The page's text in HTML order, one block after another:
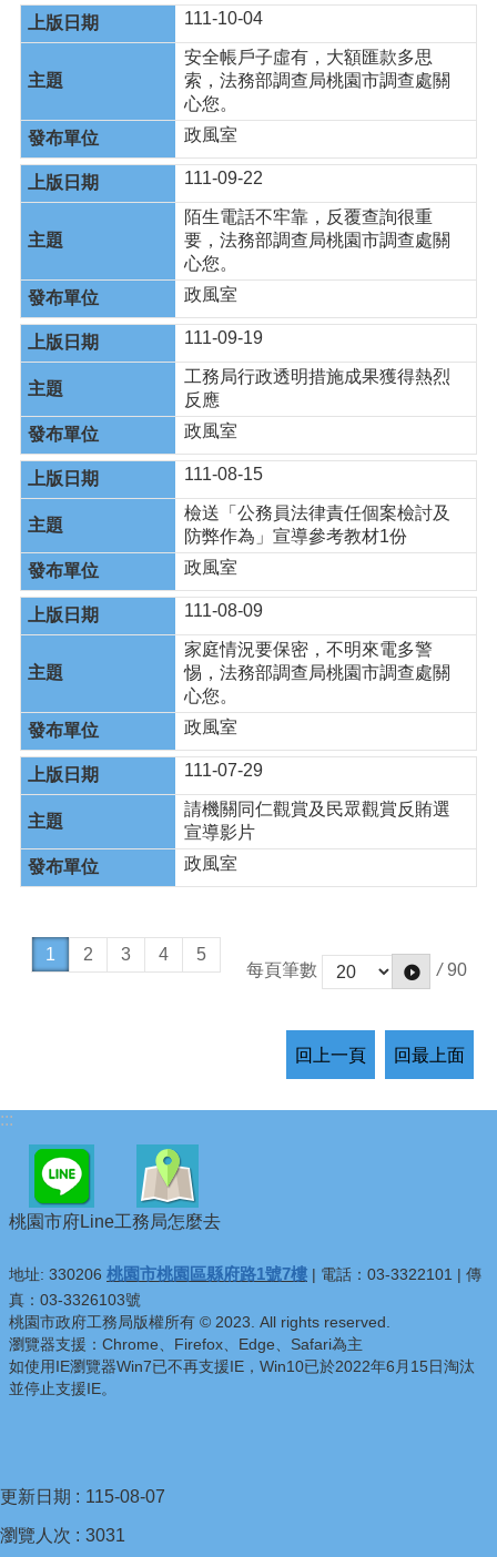
111-10-04
安全帳戶子虛有，大額匯款多思
索，法務部調查局桃園市調查處關
心您。
政風室
111-09-22
陌生電話不牢靠，反覆查詢很重
要，法務部調查局桃園市調查處關
心您。
政風室
111-09-19
工務局行政透明措施成果獲得熱烈
反應
政風室
111-08-15
檢送「公務員法律責任個案檢討及
防弊作為」宣導參考教材1份
政風室
111-08-09
家庭情況要保密，不明來電多警
惕，法務部調查局桃園市調查處關
心您。
政風室
111-07-29
請機關同仁觀賞及民眾觀賞反賄選
宣導影片
政風室
1 2 3 4
5
每頁筆數
/ 90
回上一頁 回最上面
:::
桃園市府Line工務局怎麼去
地址: 330206 桃園市桃園區縣府路1號7樓 | 電話：03-3322101 | 傳
真：03-3326103號
桃園市政府工務局版權所有 © 2023. All rights reserved.
瀏覽器支援：Chrome、Firefox、Edge、Safari為主
如使用IE瀏覽器Win7已不再支援IE，Win10已於2022年6月15日淘汰
並停止支援IE。
更新日期 115-08-07
瀏覽人次 3031